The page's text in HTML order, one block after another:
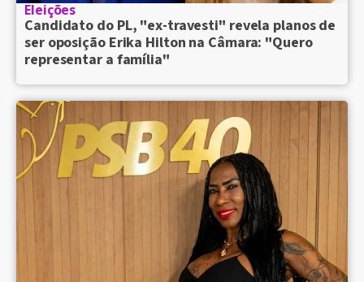
Eleições
Candidato do PL, "ex-travesti" revela planos de
ser oposição Erika Hilton na Câmara: "Quero
representar a família"